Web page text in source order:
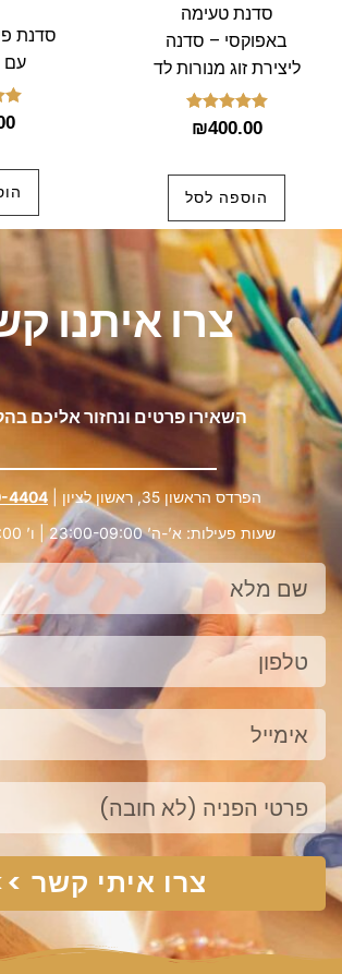
סדנת טעימה
באפוקסי – סדנה
ליצירת זוג מנורות לד
דורג
5.00
₪400.00
הוספה לסל
סדנת
עם
צרו איתנו
השאירו פרטים ונחזור אליכם
הפרדס הראשון 35, ראשון לציון |
4404
שעות פעילות: א’-ה’ 23:00-09:00 | ו’ 09:00 – 16:00
שם
מלא
טלפון
אימייל
פנייה
צרו איתי קשר